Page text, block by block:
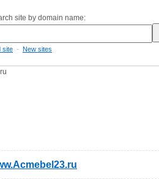
site by domain name:
site - New sites